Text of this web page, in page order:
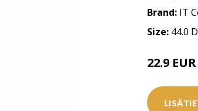
Brand: IT
Size: 44.0
22.9 EUR